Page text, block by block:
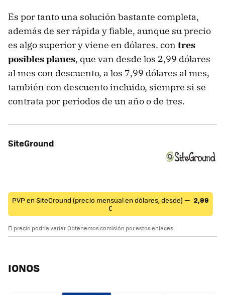
Es por tanto una solución bastante completa,
además de ser rápida y fiable, aunque su precio
es algo superior y viene en dólares. con tres
posibles planes, que van desde los 2,99 dólares
al mes con descuento, a los 7,99 dólares al mes,
también con descuento incluido, siempre si se
contrata por periodos de un año o de tres.
SiteGround
PVP en SiteGround (precio mensual en dólares, desde) — 2,99
€
El precio podría variar. Obtenemos comisión por estos enlaces
IONOS